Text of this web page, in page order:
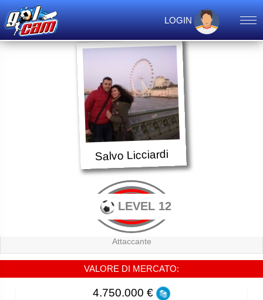
LOGIN
Salvo Licciardi
LEVEL 12
Attaccante
VALORE DI MERCATO:
4.750.000 €